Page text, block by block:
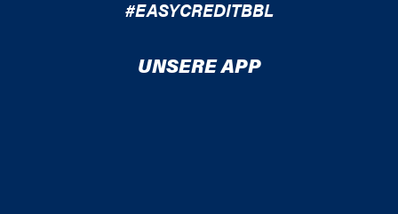
#EASYCREDITBBL
UNSERE APP